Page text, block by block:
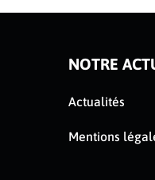
NOTRE
Actualités
Mentions